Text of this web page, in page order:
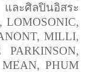
และศิลปินอิสระ
LOMOSONIC,
MILLI,
PHUM